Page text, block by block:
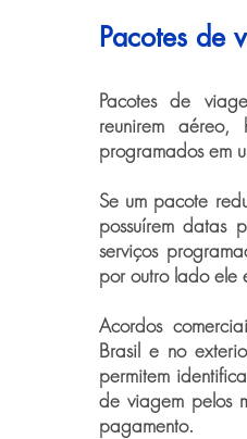
Pacotes de
Pacotes de
reunirem aéreo,
programados em
Se um pacote
possuírem datas
serviços
por outro lado ele
Acordos
Brasil e no
permitem
de viagem pelos
pagamento.